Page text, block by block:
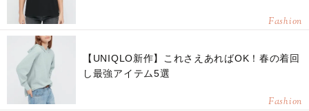
Fashion
【UNIQLO新作】これさえあればOK！春の着回
し最強アイテム5選
Fashion